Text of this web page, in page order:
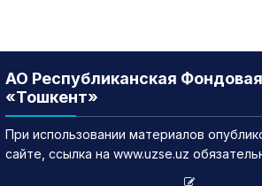
15.07.2026 1,048 ▼ 2
14.07.2026 1,050 0
13.07.2026 1,050 ▼ 2.98
АО Республиканская
«Тошкент»
При использовании материалов
сайте, ссылка на www.uzse.uz